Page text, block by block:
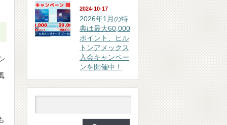
2024-10-17
2026年1月の特
典は最大60,000
ポイント、ヒル
トンアメックス
入会キャンペー
ンを開催中！